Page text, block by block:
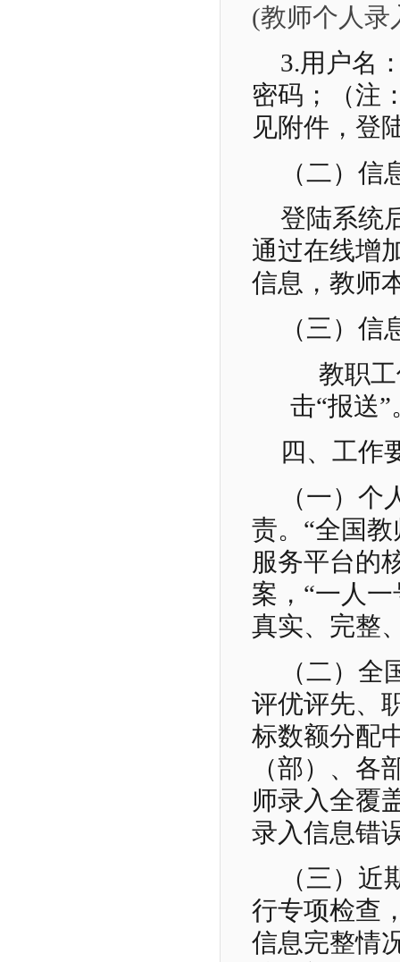
(教师个人录
3.用户名
密码；（注
见附件，登
（二）信
登陆系统
通过在线增
信息，教师
（三）信
教职
击“报送”
四、工作
（一）
责。“全国
服务平台的
案，“一人
真实、完整
（二）
评优评先、
标数额分配
（部）、
师录入全覆
录入信息错
（三）
行专项检查
信息完整情